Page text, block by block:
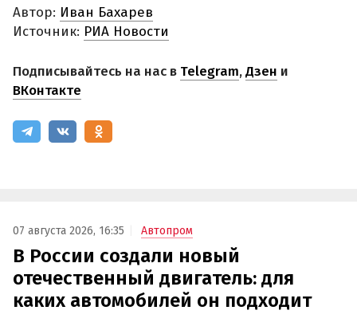
Автор: Иван Бахарев
Источник: РИА Новости
Подписывайтесь на нас в Telegram,Дзен и
ВКонтакте
07 августа 2026, 16:35 Автопром
В России создали новый
отечественный двигатель: для
каких автомобилей он подходит